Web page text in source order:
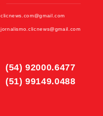
clicnews.com@gmail.com
jornalismo.clicnews@gmail.com
(54) 92000.6477
(51) 99149.0488